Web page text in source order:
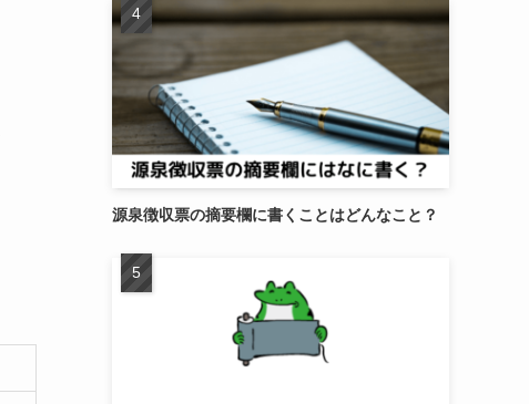
源泉徴収票の摘要欄に書くことはどんなこと？